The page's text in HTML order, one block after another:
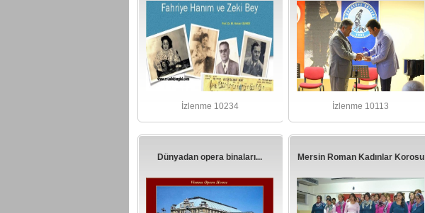
İzlenme 10234 İzlenme 10113
Dünyadan opera binaları... Mersin Roman Kadınlar Korosu